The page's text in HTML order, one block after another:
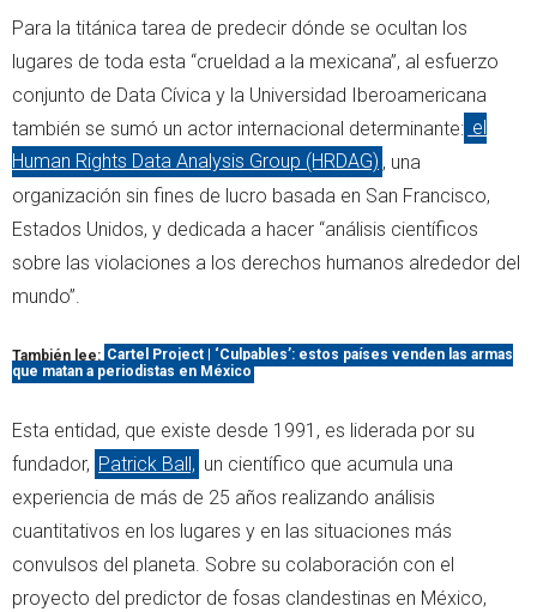
Para la titánica tarea de predecir dónde se ocultan los
lugares de toda esta “crueldad a la mexicana”, al esfuerzo
conjunto de Data Cívica y la Universidad Iberoamericana
también se sumó un actor internacional determinante: el
Human Rights Data Analysis Group (HRDAG) , una
organización sin fines de lucro basada en San Francisco,
Estados Unidos, y dedicada a hacer “análisis científicos
sobre las violaciones a los derechos humanos alrededor del
mundo”.
También lee: Cartel Project | ‘Culpables’: estos países venden las armas
que matan a periodistas en México
Esta entidad, que existe desde 1991, es liderada por su
fundador, Patrick Ball, un científico que acumula una
experiencia de más de 25 años realizando análisis
cuantitativos en los lugares y en las situaciones más
convulsos del planeta. Sobre su colaboración con el
proyecto del predictor de fosas clandestinas en México,